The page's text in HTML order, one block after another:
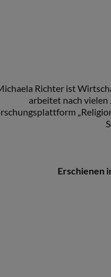
Richter ist
arbeitet nach
Erschienen